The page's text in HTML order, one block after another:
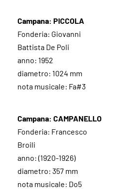
Campana: PICCOLA
Fonderia: Giovanni
Battista De Poli
anno: 1952
diametro: 1024 mm
nota musicale: Fa#3
Campana: CAMPANELLO
Fonderia: Francesco
Broili
anno: (1920-1926)
diametro: 357 mm
nota musicale: Do5